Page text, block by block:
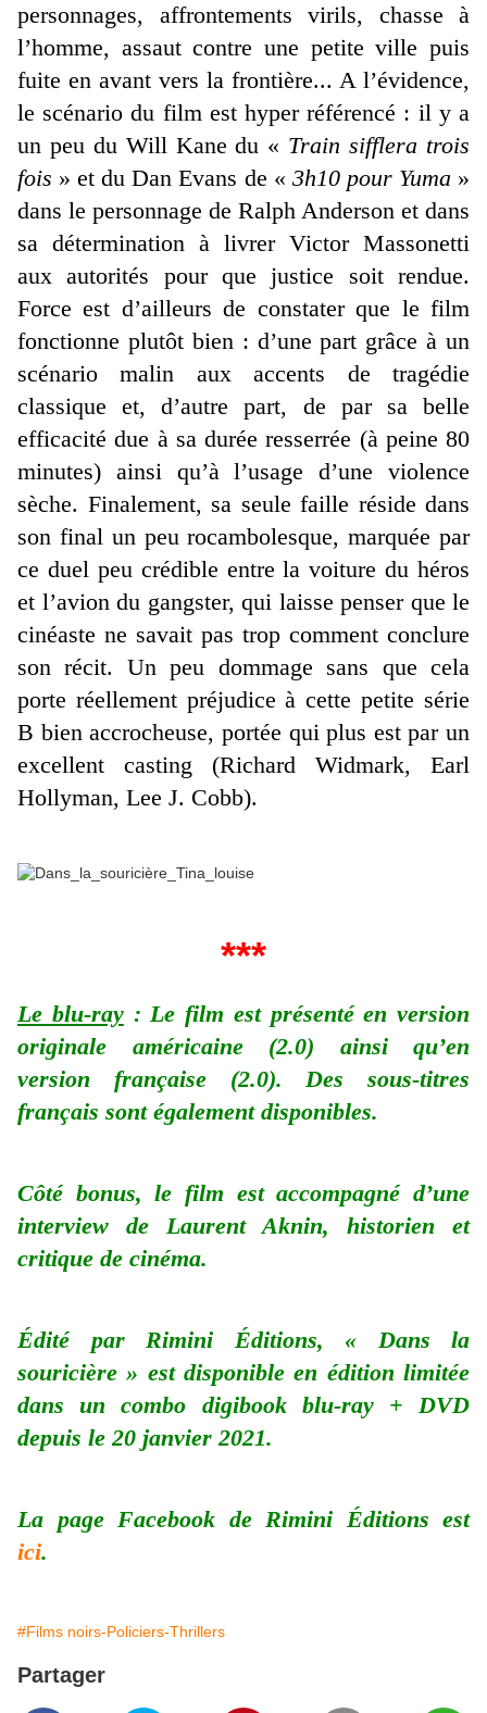
personnages, affrontements virils, chasse à
l’homme, assaut contre une petite ville puis
fuite en avant vers la frontière... A l’évidence,
le scénario du film est hyper référencé : il y a
un peu du Will Kane du « Train sifflera trois
fois » et du Dan Evans de « 3h10 pour Yuma »
dans le personnage de Ralph Anderson et dans
sa détermination à livrer Victor Massonetti
aux autorités pour que justice soit rendue.
Force est d’ailleurs de constater que le film
fonctionne plutôt bien : d’une part grâce à un
scénario malin aux accents de tragédie
classique et, d’autre part, de par sa belle
efficacité due à sa durée resserrée (à peine 80
minutes) ainsi qu’à l’usage d’une violence
sèche. Finalement, sa seule faille réside dans
son final un peu rocambolesque, marquée par
ce duel peu crédible entre la voiture du héros
et l’avion du gangster, qui laisse penser que le
cinéaste ne savait pas trop comment conclure
son récit. Un peu dommage sans que cela
porte réellement préjudice à cette petite série
B bien accrocheuse, portée qui plus est par un
excellent casting (Richard Widmark, Earl
Hollyman, Lee J. Cobb).
***
Le blu-ray: Le film est présenté en version
originale américaine (2.0) ainsi qu’en
version française (2.0). Des sous-titres
français sont également disponibles.
Côté bonus, le film est accompagné d’une
interview de Laurent Aknin, historien et
critique de cinéma.
Édité par Rimini Éditions, « Dans la
souricière » est disponible en édition limitée
dans un combo digibook blu-ray + DVD
depuis le 20 janvier 2021.
La page Facebook de Rimini Éditions est
ici.
#Films noirs-Policiers-Thrillers
Partager